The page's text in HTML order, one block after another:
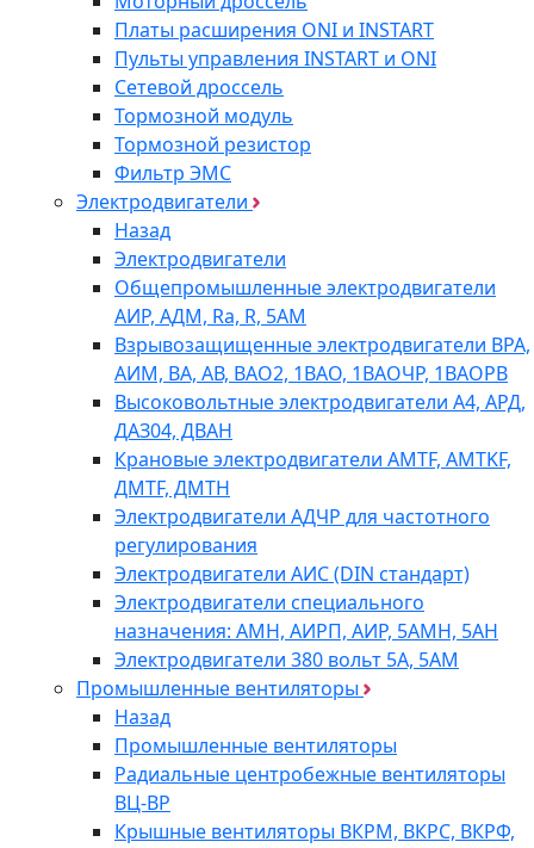
Платы расширения ONI и INSTART
Пульты управления INSTART и ONI
Сетевой дроссель
Тормозной модуль
Тормозной резистор
Фильтр ЭМС
Электродвигатели
Назад
Электродвигатели
Общепромышленные электродвигатели
АИР, АДМ, Ra, R, 5AM
Взрывозащищенные электродвигатели ВРА,
АИМ, ВА, АВ, ВАO2, 1ВАО, 1ВАОЧР, 1ВАОРВ
Высоковольтные электродвигатели A4, АРД,
ДАЗ04, ДВАН
Крановые электродвигатели AMTF, AMTKF,
ДMTF, ДМТН
Электродвигатели АДЧР для частотного
регулирования
Электродвигатели АИС (DIN стандарт)
Электродвигатели специального
назначения: АМН, АИРП, АИР, 5АМН, 5АН
Электродвигатели 380 вольт 5А, 5АМ
Промышленные вентиляторы
Назад
Промышленные вентиляторы
Радиальные центробежные вентиляторы
ВЦ-ВР
Крышные вентиляторы ВКРМ, ВКРС, ВКРФ,